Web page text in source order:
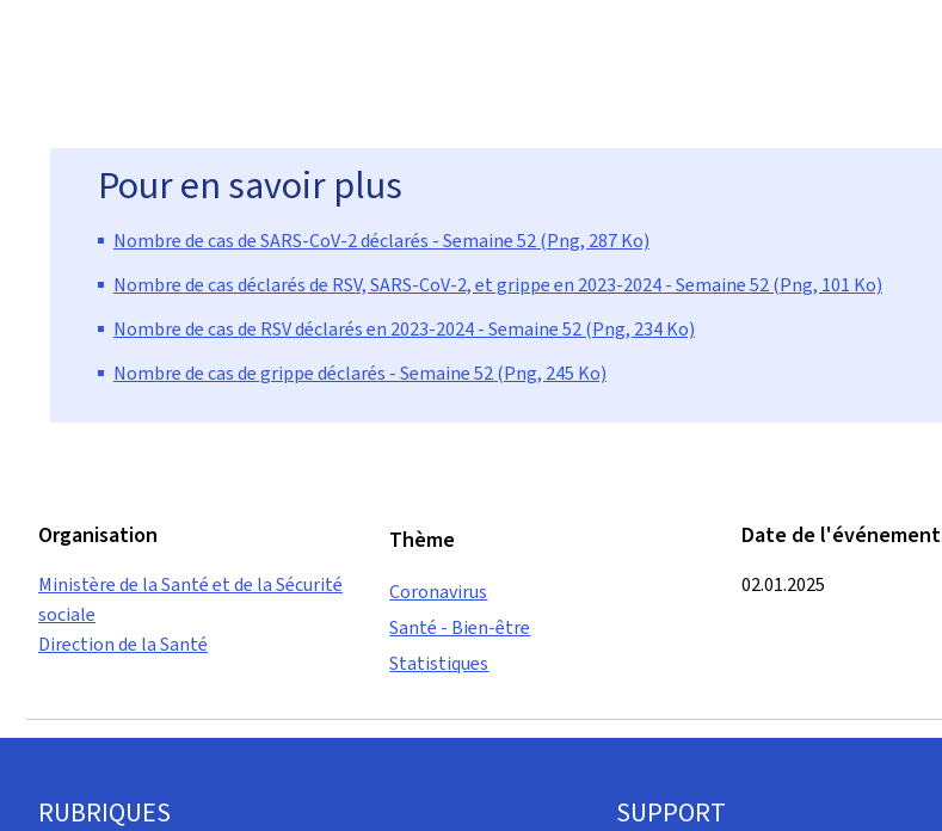
Pour en savoir plus
Nombre de cas de SARS-CoV-2 déclarés - Semaine 52 (Png, 287 Ko)
Nombre de cas déclarés de RSV, SARS-CoV-2, et grippe en 2023-2024 - Semaine 52 (Png, 101 Ko)
Nombre de cas de RSV déclarés en 2023-2024 - Semaine 52 (Png, 234 Ko)
Nombre de cas de grippe déclarés - Semaine 52 (Png, 245 Ko)
Organisation
Ministère de la Santé et de la Sécurité
sociale
Direction de la Santé
Thème
Coronavirus
Santé - Bien-être
Statistiques
Date de l'événement
02.01.2025
Pied
RUBRIQUES SUPPORT